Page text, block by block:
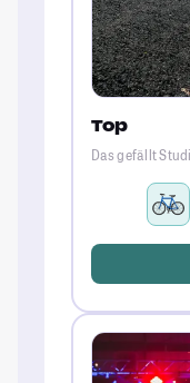
Top
Das gefällt